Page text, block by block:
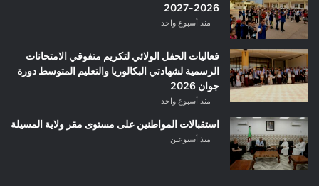
2026-2027
منذ أسبوع واحد
فعاليات الحفل الولائي لتكريم متفوقي الامتحانات
الرسمية لشهادتي البكالوريا والتعليم المتوسط دورة
جوان 2026
منذ أسبوع واحد
استقبالات المواطنين على مستوى مقر ولاية المسيلة
منذ أسبوعين